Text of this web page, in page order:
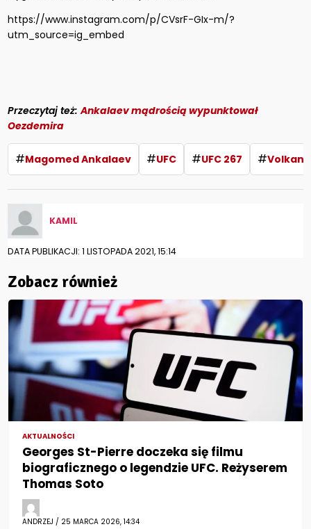
https://www.instagram.com/p/CVsrF-GIx-m/?
utm_source=ig_embed
Przeczytaj też:Ankalaev mądrością wypunktował
Oezdemira
#Magomed Ankalaev #UFC #UFC 267 #Volkan
KAMIL
DATA PUBLIKACJI: 1 LISTOPADA 2021, 15:14
Zobacz również
AKTUALNOŚCI
Georges St-Pierre doczeka się filmu
biograficznego o legendzie UFC. Reżyserem
Thomas Soto
ANDRZEJ / 25 MARCA 2026, 14:34